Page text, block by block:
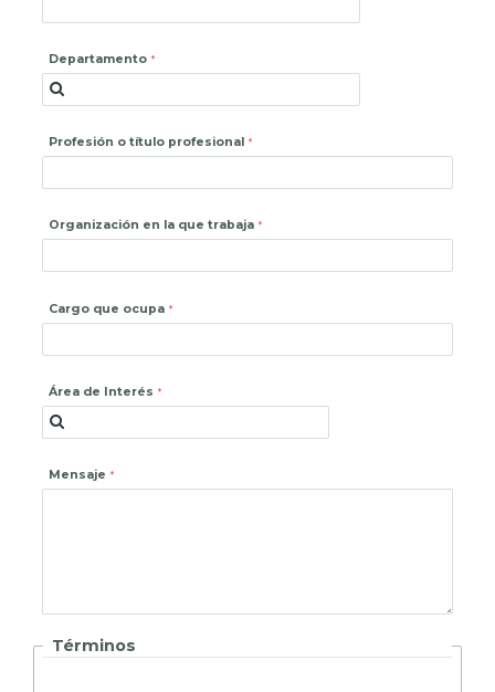
Departamento
Profesión o título profesional
Organización en la que trabaja
Cargo que ocupa
Área de Interés
Mensaje
Términos